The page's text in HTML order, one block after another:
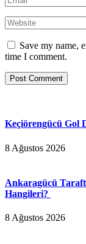
Save my name,
time I comment.
Keçiörengücü Gol
8 Ağustos 2026
Ankaragücü
Hangileri?
8 Ağustos 2026